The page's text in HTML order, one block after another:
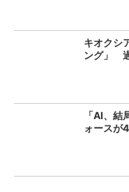
キオクシ
ング」
「AI、
ォースが